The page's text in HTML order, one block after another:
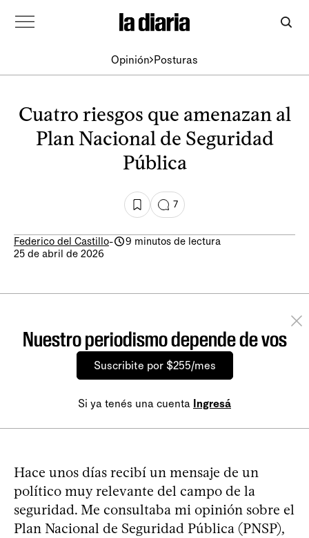
Opinión Posturas
Cuatro riesgos que amenazan al
Plan Nacional de Seguridad
Pública
7
Federico del Castillo-
9 minutos de lectura
25 de abril de 2026
Nuestro periodismo depende de vos
Suscribite por $255/mes
Si ya tenés una cuenta Ingresá
Hace unos días recibí un mensaje de un
político muy relevante del campo de la
seguridad. Me consultaba mi opinión sobre el
Plan Nacional de Seguridad Pública (PNSP),